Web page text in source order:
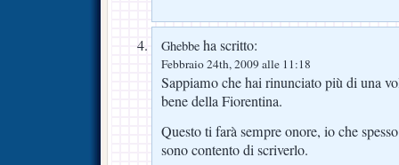
Ghebbe ha scritto:
Febbraio 24th, 2009 alle 11:18
Sappiamo che hai rinunciato più di una
bene della Fiorentina.
Questo ti farà sempre onore, io che
sono contento di scriverlo.